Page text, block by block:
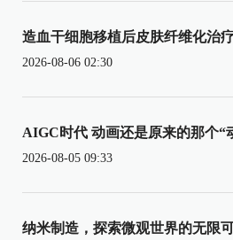
造血干细胞移植后皮肤纤维化治
2026-08-06 02:30
AIGC时代 动画还是原来的那个“
2026-08-05 09:33
纳米制造，探索微观世界的无限